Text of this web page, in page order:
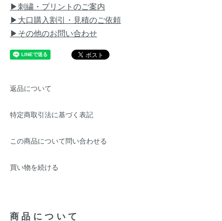
▶刺繍・プリントのご案内
▶大口購入割引・見積のご依頼
▶その他のお問い合わせ
返品について
特定商取引法に基づく表記
この商品について問い合わせる
買い物を続ける
商品について